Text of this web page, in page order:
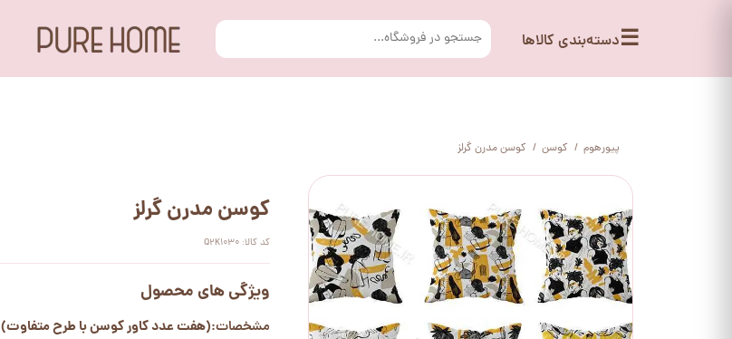
☰دسته‌بندی کالاها
پیورهوم کوسن کوسن مدرن گرلز
کوسن مدرن گرلز
کد کالا: Q2K1030
ویژگی های محصول
مشخصات:(هفت عدد کاور کوسن با طرح متفاوت)